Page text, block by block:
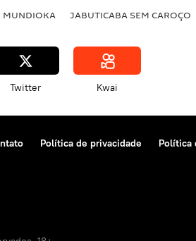
MUNDIOKA JABUTICABA SEM CAROÇO
Twitter Kwai
Política de privacidade Política